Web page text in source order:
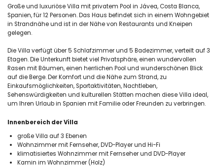
Große und luxuriöse Villa mit privatem Pool in Jávea, Costa Blanca,
Spanien, für 12 Personen. Das Haus befindet sich in einem Wohngebiet
in Strandnähe und ist in der Nähe von Restaurants und Kneipen
gelegen.
Die Villa verfügt über 5 Schlafzimmer und 5 Badezimmer, verteilt auf 3
Etagen. Die Unterkunft bietet viel Privatsphäre, einen wundervollen
Rasen mit Bäumen, einen herrlichen Pool und wunderschönen Blick
auf die Berge. Der Komfort und die Nähe zum Strand, zu
Einkaufsmöglichkeiten, Sportaktivitäten, Nachtleben,
Sehenswürdigkeiten und kulturellen Stätten machen diese Villa ideal,
um Ihren Urlaub in Spanien mit Familie oder Freunden zu verbringen.
Innenbereich der Villa
große Villa auf 3 Ebenen
Wohnzimmer mit Fernseher, DVD-Player und Hi-Fi
klimatisiertes Wohnzimmer mit Fernseher und DVD-Player
Kamin im Wohnzimmer (Holz)